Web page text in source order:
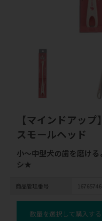
【マインドアッ
スモールヘッド
小～中型犬の歯を磨け
シ★
商品管理番号 16765746
数量を選択して購入する